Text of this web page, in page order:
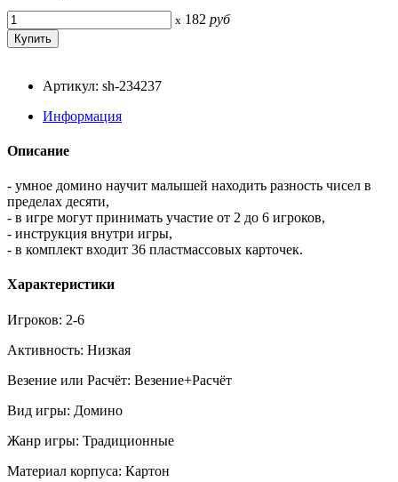
x 182 руб
Артикул: sh-234237
Информация
Описание
- умное домино научит малышей находить разность чисел в
пределах десяти,
- в игре могут принимать участие от 2 до 6 игроков,
- инструкция внутри игры,
- в комплект входит 36 пластмассовых карточек.
Характеристики
Игроков: 2-6
Активность: Низкая
Везение или Расчёт: Везение+Расчёт
Вид игры: Домино
Жанр игры: Традиционные
Материал корпуса: Картон